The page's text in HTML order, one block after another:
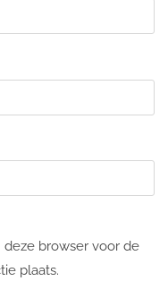
deze browser voor de
plaats.